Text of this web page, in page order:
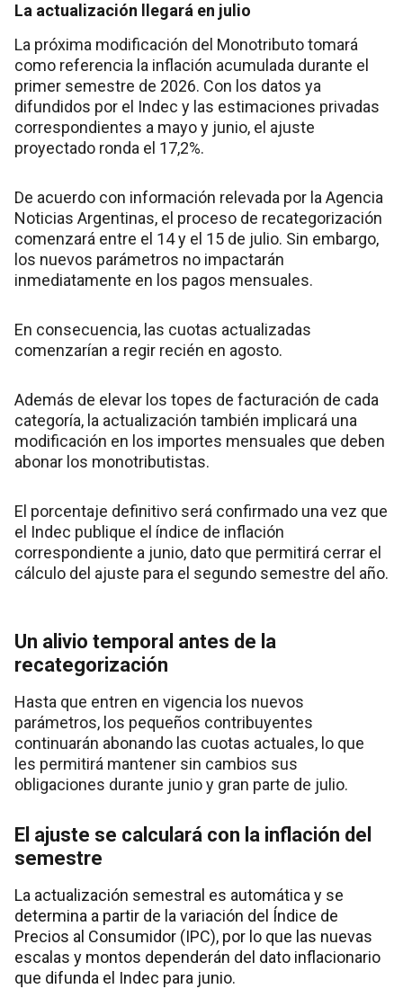
La actualización llegará en julio
La próxima modificación del Monotributo tomará
como referencia la inflación acumulada durante el
primer semestre de 2026. Con los datos ya
difundidos por el Indec y las estimaciones privadas
correspondientes a mayo y junio, el ajuste
proyectado ronda el 17,2%.
De acuerdo con información relevada por la Agencia
Noticias Argentinas, el proceso de recategorización
comenzará entre el 14 y el 15 de julio. Sin embargo,
los nuevos parámetros no impactarán
inmediatamente en los pagos mensuales.
En consecuencia, las cuotas actualizadas
comenzarían a regir recién en agosto.
Además de elevar los topes de facturación de cada
categoría, la actualización también implicará una
modificación en los importes mensuales que deben
abonar los monotributistas.
El porcentaje definitivo será confirmado una vez que
el Indec publique el índice de inflación
correspondiente a junio, dato que permitirá cerrar el
cálculo del ajuste para el segundo semestre del año.
Un alivio temporal antes de la
recategorización
Hasta que entren en vigencia los nuevos
parámetros, los pequeños contribuyentes
continuarán abonando las cuotas actuales, lo que
les permitirá mantener sin cambios sus
obligaciones durante junio y gran parte de julio.
El ajuste se calculará con la inflación del
semestre
La actualización semestral es automática y se
determina a partir de la variación del Índice de
Precios al Consumidor (IPC), por lo que las nuevas
escalas y montos dependerán del dato inflacionario
que difunda el Indec para junio.